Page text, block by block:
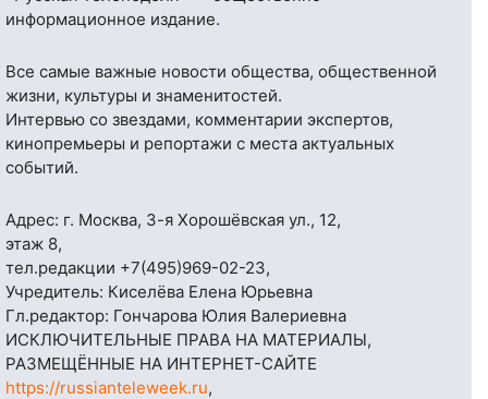
информационное издание.
Все самые важные новости общества, общественной
жизни, культуры и знаменитостей.
Интервью со звездами, комментарии экспертов,
кинопремьеры и репортажи с места актуальных
событий.
Адрес: г. Москва, 3-я Хорошёвская ул., 12,
этаж 8,
тел.редакции +7(495)969-02-23,
Учредитель: Киселёва Елена Юрьевна
Гл.редактор: Гончарова Юлия Валериевна
ИСКЛЮЧИТЕЛЬНЫЕ ПРАВА НА МАТЕРИАЛЫ,
РАЗМЕЩЁННЫЕ НА ИНТЕРНЕТ-САЙТЕ
https://russianteleweek.ru,